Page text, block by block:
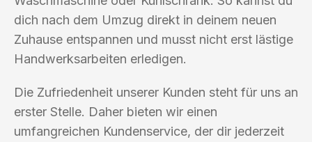
dich nach dem Umzug direkt in deinem neuen
Zuhause entspannen und musst nicht erst lästige
Handwerksarbeiten erledigen.
Die Zufriedenheit unserer Kunden steht für uns an
erster Stelle. Daher bieten wir einen
umfangreichen Kundenservice, der dir jederzeit